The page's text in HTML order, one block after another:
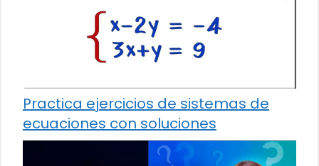
Practica ejercicios de sistemas de
ecuaciones con soluciones